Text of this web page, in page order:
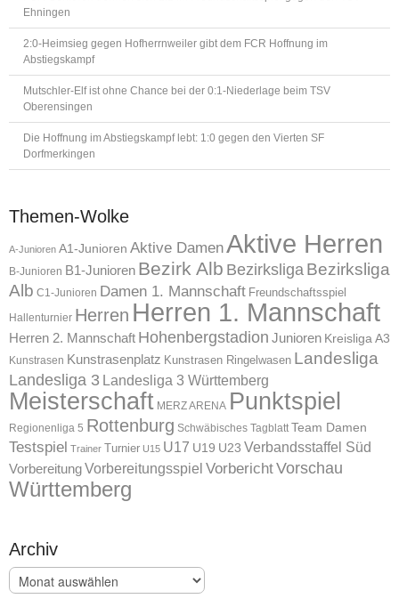
Ehningen
2:0-Heimsieg gegen Hofherrnweiler gibt dem FCR Hoffnung im
Abstiegskampf
Mutschler-Elf ist ohne Chance bei der 0:1-Niederlage beim TSV
Oberensingen
Die Hoffnung im Abstiegskampf lebt: 1:0 gegen den Vierten SF
Dorfmerkingen
Themen-Wolke
A-Junioren A1-Junioren Aktive DamenAktive Herren
B-Junioren B1-Junioren Bezirk Alb Bezirksliga Bezirksliga
Alb C1-Junioren Damen 1. Mannschaft Freundschaftsspiel
Hallenturnier Herren Herren 1. Mannschaft
Herren 2. Mannschaft Hohenbergstadion Junioren Kreisliga A3
Kunstrasen Kunstrasenplatz Kunstrasen Ringelwasen Landesliga
Landesliga 3 Landesliga 3 Württemberg
Meisterschaft MERZ ARENA Punktspiel
Regionenliga 5 Rottenburg Schwäbisches Tagblatt Team Damen
Testspiel Trainer Turnier U15 U17 U19 U23 Verbandsstaffel Süd
VorbereitungVorbereitungsspiel VorberichtVorschau
Württemberg
Archiv
Archiv